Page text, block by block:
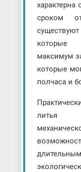
характерна
сроком
которые
максимум
которые
полчаса и
литья